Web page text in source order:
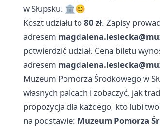
w Słupsku. 🏛️😊
Koszt udziału to80 zł. Zapisy
adresem
potwierdzić udział. Cena biletu
adresem
Muzeum Pomorza Środkowego w
własnych palcach i zobaczyć, jak
propozycja dla każdego, kto lubi
na podstawie: Muzeum Pomorza